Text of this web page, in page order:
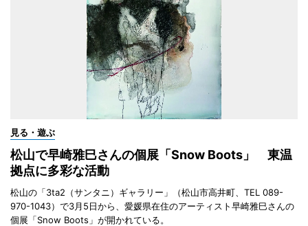
見る・遊ぶ
松山で早崎雅巳さんの個展「Snow Boots」 東温
拠点に多彩な活動
松山の「3ta2（サンタニ）ギャラリー」（松山市高井町、TEL 089-
970-1043）で3月5日から、愛媛県在住のアーティスト早崎雅巳さんの
個展「Snow Boots」が開かれている。